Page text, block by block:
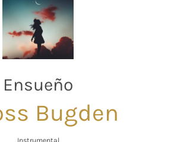
Ensueño
Bugden
Instrumental